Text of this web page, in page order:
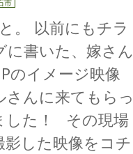
市
。 以前にもチラ
に書いた、嫁さん
のイメージ映像
さんに来てもらっ
した！ その現場
影した映像をコチ